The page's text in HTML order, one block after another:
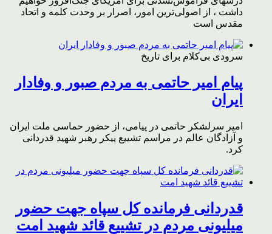
داشت ، از اصولی‌ترین امور، اصرار بر وحدت کلمه و اتحاد
مقدس است
سرودی بی‌کلام برای تاریخ
پیام امیر حاتمی به مردم صبور و وفادار
ایران
امیر سرلشکر حاتمی در پیامی، از حضور حماسی ملت ایران
و آزادگان عالم در مراسم تشییع پیکر رهبر شهید قدردانی
کرد.
قدردانی فرمانده کل سپاه جهت حضور
میلیونی مردم در تشییع قائد شهید امت